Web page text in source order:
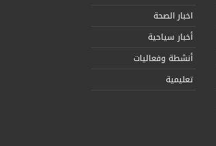
اخبار الصحة
أخبار سياحية
أنشطة وفعاليات
تعليمية